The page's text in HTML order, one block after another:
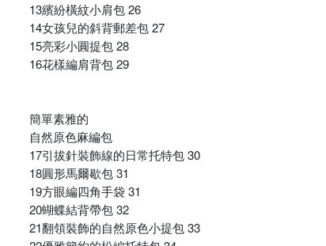
13繽紛橫紋小肩包 26
14女孩兒的斜背郵差包 27
15亮彩小圓提包 28
16花樣編肩背包 29
簡單素雅的
自然原色麻編包
17引拔針裝飾線的日常托特包 30
18圓形馬爾歇包 31
19方眼編四角手袋 31
20蝴蝶結背帶包 32
21翻領裝飾的自然原色小提包 33